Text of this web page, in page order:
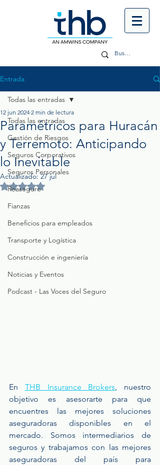
Entrada
Todas las entradas
Gestión de Riesgos
Seguros Corporativos
Seguros Personales
Reaseguro
Fianzas
Beneficios para empleados
Transporte y Logística
Construcción e ingeniería
Noticias y Eventos
Podcast - Las Voces del Seguro
Todas las entradas
Paramétricos para Huracán
y Terremoto: Anticipando
lo Inevitable
12 jun 2024 2 min de lectura
Actualizado:27 jul
Obtuvo NaN de 5 estrellas.
En THB Insurance Brokers, nuestro
objetivo es asesorarte para que
encuentres las mejores soluciones
aseguradoras disponibles en el
mercado. Somos intermediarios de
seguros y trabajamos con las mejores
aseguradoras del país para